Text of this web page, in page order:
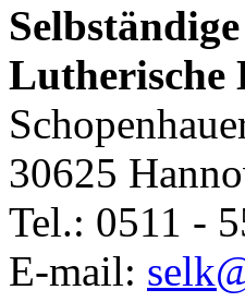
Lutherische
30625
Tel.: 0511 -
E-mail: